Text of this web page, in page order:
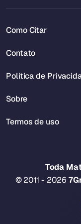
Toda
© 2011 - 2026
Como Citar
Contato
Política de
Sobre
Termos de uso